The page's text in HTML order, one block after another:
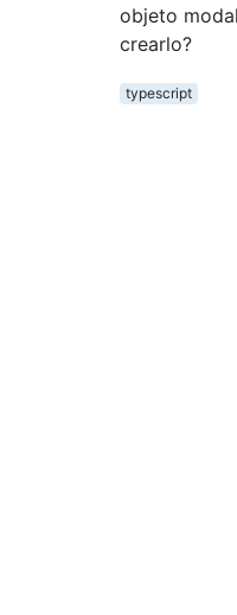
objeto
crearlo?
typescript